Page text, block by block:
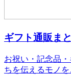
ギフト通販ま
お祝い・記念品
ちを伝えるモノを